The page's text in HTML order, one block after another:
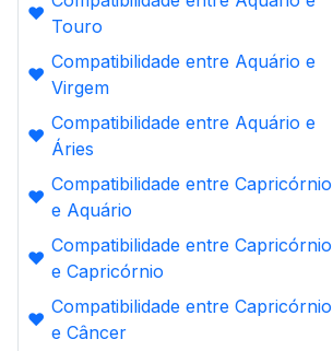
❤️
Touro
❤️
Compatibilidade entre Aquário e
Virgem
❤️
Compatibilidade entre Aquário e
Áries
❤️
Compatibilidade entre Capricórnio
e Aquário
❤️
Compatibilidade entre Capricórnio
e Capricórnio
❤️
Compatibilidade entre Capricórnio
e Câncer